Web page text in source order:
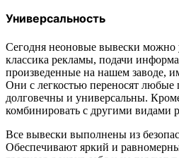
Универсальность
Сегодня неоновые вывески можно
классика рекламы, подачи
произведенные на нашем заводе,
Они с легкостью переносят любые
долговечны и универсальны.
комбинировать с другими видами
Все вывески выполнены из
Обеспечивают яркий и